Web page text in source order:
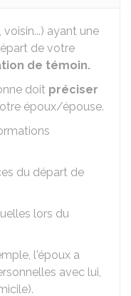
voisin...) ayant une
de votre
de témoin.
doit préciser
époux/épouse.
du départ de
lors du
l'époux a
avec lui,